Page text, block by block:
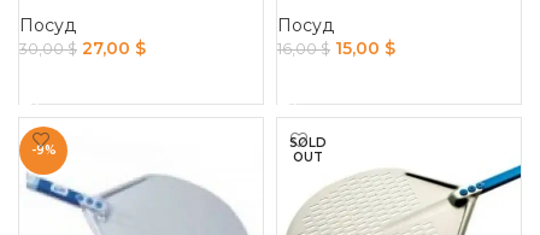
Посуд
30,00$ 27,00 $
Посуд
16,00$ 15,00 $
-9%
SOLD
OUT